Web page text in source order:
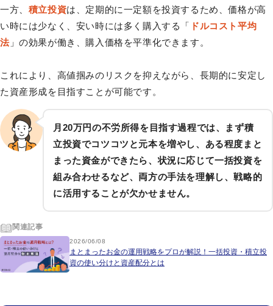
一方、 積立投資は、定期的に一定額を投資するため、価格が高
い時には少なく、安い時には多く購入する「 ドルコスト平均
法」の効果が働き、購入価格を平準化できます。
これにより、高値掴みのリスクを抑えながら、長期的に安定し
た資産形成を目指すことが可能です。
月20万円の不労所得を目指す過程では、まず積
立投資でコツコツと元本を増やし、ある程度まと
まった資金ができたら、状況に応じて一括投資を
組み合わせるなど、両方の手法を理解し、戦略的
に活用することが欠かせません。
関連記事
2026/06/08
まとまったお金の運用戦略をプロが解説！一括投資・積立投
資の使い分けと資産配分とは